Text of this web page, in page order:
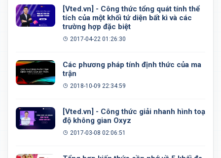
[Vted.vn] - Công thức tổng quát tính thể
tích của một khối tứ diện bất kì và các
trường hợp đặc biệt
2017-04-22 01:26:30
Các phương pháp tính định thức của ma
trận
2018-10-09 22:34:59
[Vted.vn] - Công thức giải nhanh hình toạ
độ không gian Oxyz
2017-03-08 02:06:51